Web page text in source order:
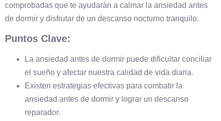
comprobadas que te ayudarán a calmar la ansiedad antes
de dormir y disfrutar de un descanso nocturno tranquilo.
Puntos Clave:
La ansiedad antes de dormir puede dificultar conciliar
el sueño y afectar nuestra calidad de vida diaria.
Existen estrategias efectivas para combatir la
ansiedad antes de dormir y lograr un descanso
reparador.